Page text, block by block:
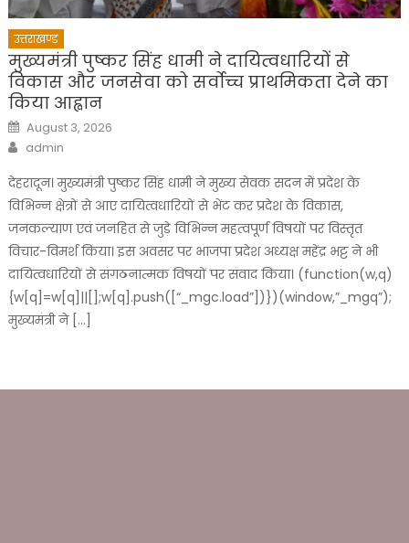
उत्तराखण्ड
मुख्यमंत्री पुष्कर सिंह धामी ने दायित्वधारियों से
विकास और जनसेवा को सर्वोच्च प्राथमिकता देने का
किया आह्वान
Posted
on
August 3, 2026
Author
admin
देहरादून। मुख्यमंत्री पुष्कर सिंह धामी ने मुख्य सेवक सदन में प्रदेश के
विभिन्न क्षेत्रों से आए दायित्वधारियों से भेंट कर प्रदेश के विकास,
जनकल्याण एवं जनहित से जुड़े विभिन्न महत्वपूर्ण विषयों पर विस्तृत
विचार-विमर्श किया। इस अवसर पर भाजपा प्रदेश अध्यक्ष महेंद्र भट्ट ने भी
दायित्वधारियों से संगठनात्मक विषयों पर संवाद किया। (function(w,q)
{w[q]=w[q]||[];w[q].push([“_mgc.load”])})(window,”_mgq”);
मुख्यमंत्री ने […]